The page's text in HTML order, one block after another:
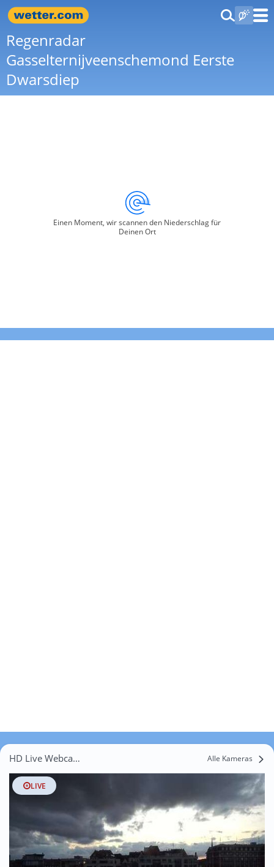
Regenradar
Gasselternijveenschemond Eerste
Dwarsdiep
Einen Moment, wir scannen den Niederschlag für
Deinen Ort
HD Live Webcams Gasselternijveenschemond Eerste Dwarsdiep Alle Kameras
LIVE